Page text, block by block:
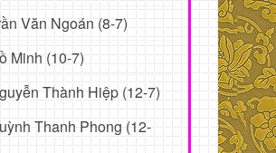
Văn Ngoán (8-7)
Minh (10-7)
Thành Hiệp (12-7)
Thanh Phong (12-